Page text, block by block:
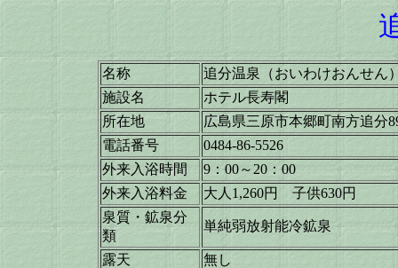
名称
追分温泉（おいわけおんせん
施設名
ホテル長寿閣
所在地
広島県三原市本郷町南方追分
電話番号
0484-86-5526
外来入浴時間
9：00～20：00
外来入浴料金
大人1,260円 子供630円
泉質・鉱泉分
類
単純弱放射能冷鉱泉
露天
無し